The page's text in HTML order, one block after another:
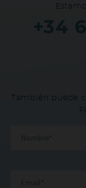
+34
También puede